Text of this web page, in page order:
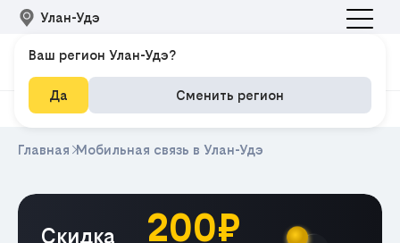
Улан-Удэ
Главная Мобильная связь в Улан-Удэ
Скидка 200₽
Ваш регион Улан-Удэ?
Да Сменить регион